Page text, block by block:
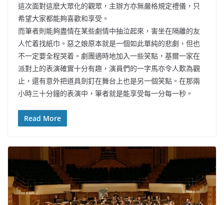
這次面對這麽大眾化的觀眾，主辦方亦無嚴格規定禮儀，只
希望大家都能夠喜歡和享受。
而筆者則能夠盡情在某些劇情中抽泣起來，害坐在隔離的友
人忙着找紙巾。惡之娘原本就是一個如此單純的悲劇，但也
不一定要全程哭着。劇團適時地加入一些笑點，基爾一家在
派對上的表演確實十分有趣，演員們的一字馬亦令人歎為觀
止，還有意外把道具劍釘在舞台上也是另一個笑點。在那兩
小時三十分鐘的表演中，筆者就是能享受每一分每一秒。
Read More